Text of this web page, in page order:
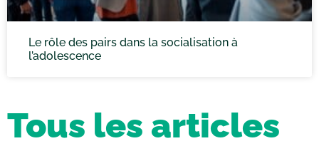
Le rôle des pairs dans la socialisation à
l’adolescence
Tous les articles